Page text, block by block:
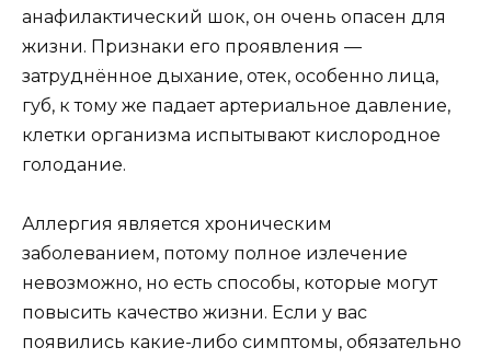
анафилактический шок, он очень опасен для
жизни. Признаки его проявления —
затруднённое дыхание, отек, особенно лица,
губ, к тому же падает артериальное давление,
клетки организма испытывают кислородное
голодание.
Аллергия является хроническим
заболеванием, потому полное излечение
невозможно, но есть способы, которые могут
повысить качество жизни. Если у вас
появились какие-либо симптомы, обязательно